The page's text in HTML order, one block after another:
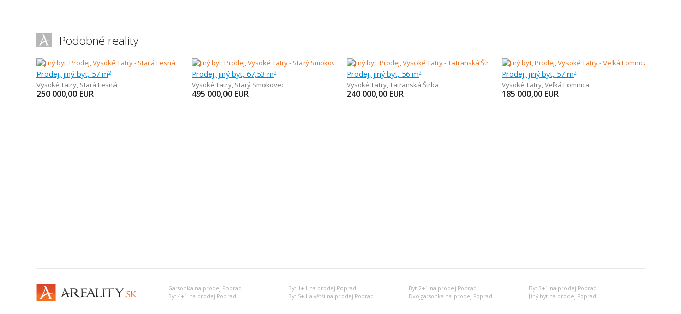
Podobné reality
Prodej, jiný byt, 57 m2
Vysoké Tatry, Stará Lesná
250 000,00 EUR
Prodej, jiný byt, 67,53 m2
Vysoké Tatry, Starý Smokovec
495 000,00 EUR
Prodej, jiný byt, 56 m2
Vysoké Tatry,Tatranská Štrba
240 000,00 EUR
Prodej, jiný byt, 57 m2
Vysoké Tatry,Veľká Lomnica
185 000,00 EUR
Garsonka na prodej Poprad Byt 1+1 na prodej Poprad Byt 2+1 na prodej Poprad
Byt 3+1 na prodej Poprad
Byt 4+1 na prodej Poprad
Byt 5+1 a větší na prodej Poprad Dvojgarsonka na prodej Poprad Jiný byt na prodej Poprad